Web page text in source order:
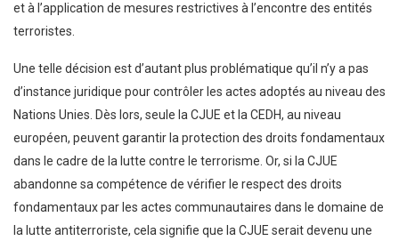
et à l’application de mesures restrictives à l’encontre des entités
terroristes.
Une telle décision est d’autant plus problématique qu’il n’y a pas
d’instance juridique pour contrôler les actes adoptés au niveau des
Nations Unies. Dès lors, seule la CJUE et la CEDH, au niveau
européen, peuvent garantir la protection des droits fondamentaux
dans le cadre de la lutte contre le terrorisme. Or, si la CJUE
abandonne sa compétence de vérifier le respect des droits
fondamentaux par les actes communautaires dans le domaine de
la lutte antiterroriste, cela signifie que la CJUE serait devenu une